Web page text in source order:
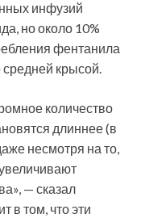
инфузий
но около 10%
фентанила
крысой.
количество
длиннее (в
несмотря на то,
— сказал
в том, что эти